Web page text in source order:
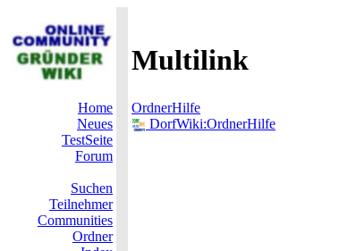
Multilink
Home
Neues
TestSeite
Forum
Suchen
Teilnehmer
Communities
Ordner
OrdnerHilfe
DorfWiki:OrdnerHilfe